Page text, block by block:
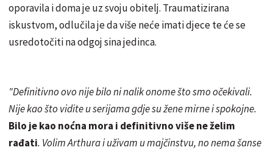
oporavila i doma je uz svoju obitelj. Traumatizirana
iskustvom, odlučila je da više neće imati djece te će se
usredotočiti na odgoj sina jedinca.
"Definitivno ovo nije bilo ni nalik onome što smo očekivali.
Nije kao što vidite u serijama gdje su žene mirne i spokojne.
Bilo je kao noćna mora i definitivno više ne želim
rađati. Volim Arthura i uživam u majčinstvu, no nema šanse